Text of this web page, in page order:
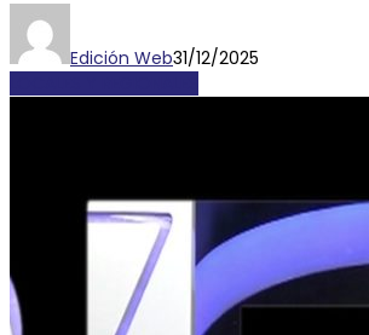
Edición Web31/12/2025